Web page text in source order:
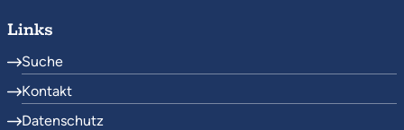
Links
Suche
Kontakt
Datenschutz